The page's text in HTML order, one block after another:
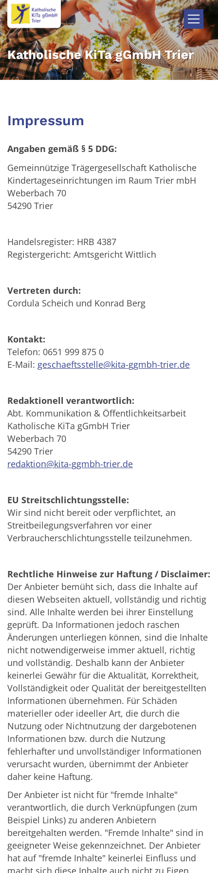
Zum Inhalt springen
Katholische KiTa gGmbH Trier
Impressum
Angaben gemäß § 5 DDG:
Gemeinnützige Trägergesellschaft Katholische
Kindertageseinrichtungen im Raum Trier mbH
Weberbach 70
54290 Trier
Handelsregister: HRB 4387
Registergericht: Amtsgericht Wittlich
Vertreten durch:
Cordula Scheich und Konrad Berg
Kontakt:
Telefon: 0651 999 875 0
E-Mail: geschaeftsstelle@kita-ggmbh-trier.de
Redaktionell verantwortlich:
Abt. Kommunikation & Öffentlichkeitsarbeit
Katholische KiTa gGmbH Trier
Weberbach 70
54290 Trier
redaktion@kita-ggmbh-trier.de
EU Streitschlichtungsstelle:
Wir sind nicht bereit oder verpflichtet, an
Streitbeilegungsverfahren vor einer
Verbraucherschlichtungsstelle teilzunehmen.
Rechtliche Hinweise zur Haftung / Disclaimer:
Der Anbieter bemüht sich, dass die Inhalte auf
diesen Webseiten aktuell, vollständig und richtig
sind. Alle Inhalte werden bei ihrer Einstellung
geprüft. Da Informationen jedoch raschen
Änderungen unterliegen können, sind die Inhalte
nicht notwendigerweise immer aktuell, richtig
und vollständig. Deshalb kann der Anbieter
keinerlei Gewähr für die Aktualität, Korrektheit,
Vollständigkeit oder Qualität der bereitgestellten
Informationen übernehmen. Für Schäden
materieller oder ideeller Art, die durch die
Nutzung oder Nichtnutzung der dargebotenen
Informationen bzw. durch die Nutzung
fehlerhafter und unvollständiger Informationen
verursacht wurden, übernimmt der Anbieter
daher keine Haftung.
Der Anbieter ist nicht für "fremde Inhalte"
verantwortlich, die durch Verknüpfungen (zum
Beispiel Links) zu anderen Anbietern
bereitgehalten werden. "Fremde Inhalte" sind in
geeigneter Weise gekennzeichnet. Der Anbieter
hat auf "fremde Inhalte" keinerlei Einfluss und